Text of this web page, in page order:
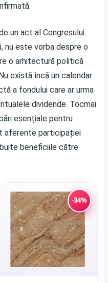
un act al Congresului.
nu este vorba despre o
o arhitectură politică
există încă un calendar
a fondului care ar urma
dividende. Tocmai
esențiale pentru
aferente participației
beneficiile către
-34%